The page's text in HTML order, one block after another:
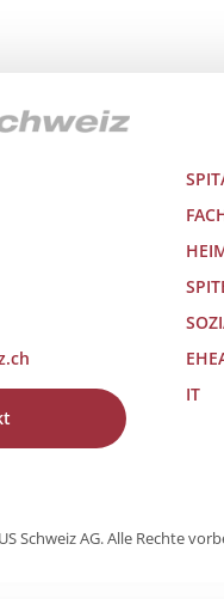
IT
Schweiz AG. Alle Rechte